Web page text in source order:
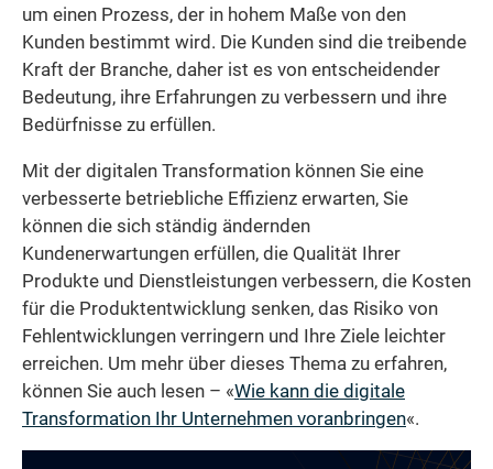
um einen Prozess, der in hohem Maße von den
Kunden bestimmt wird. Die Kunden sind die treibende
Kraft der Branche, daher ist es von entscheidender
Bedeutung, ihre Erfahrungen zu verbessern und ihre
Bedürfnisse zu erfüllen.
Mit der digitalen Transformation können Sie eine
verbesserte betriebliche Effizienz erwarten, Sie
können die sich ständig ändernden
Kundenerwartungen erfüllen, die Qualität Ihrer
Produkte und Dienstleistungen verbessern, die Kosten
für die Produktentwicklung senken, das Risiko von
Fehlentwicklungen verringern und Ihre Ziele leichter
erreichen. Um mehr über dieses Thema zu erfahren,
können Sie auch lesen – «Wie kann die digitale
Transformation Ihr Unternehmen voranbringen«.